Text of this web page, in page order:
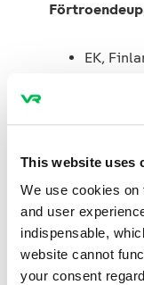
This website uses
We use cookies
and user
indispensable,
website cannot
your consent
EK,
Palta
Finlands